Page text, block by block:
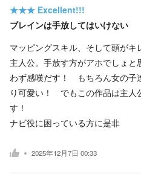
★★★ Excellent!!!
ブレインは手放してはいけない
マッピングスキル、そして頭が
主人公。手放す方がアホでしょ
わず感嘆だす！ もちろん女の子
り可愛い！ でもこの作品は主人
す！
ナビ役に困っている方に是非
2025年12月7日 00:33